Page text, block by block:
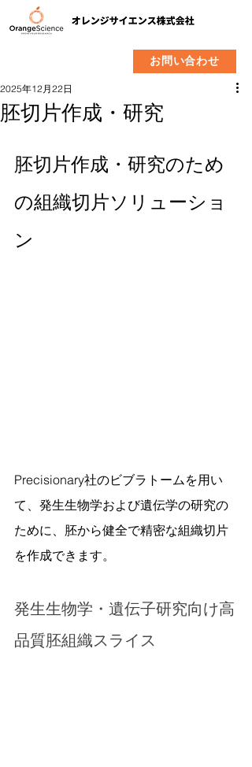
お問い合わせ
胚切片作成・研究
2025年12月22日
胚切片作成・研究のため
の組織切片ソリューショ
ン
Precisionary社のビブラトームを用い
て、発生生物学および遺伝学の研究の
ために、胚から健全で精密な組織切片
を作成できます。
発生生物学・遺伝子研究向け高
品質胚組織スライス